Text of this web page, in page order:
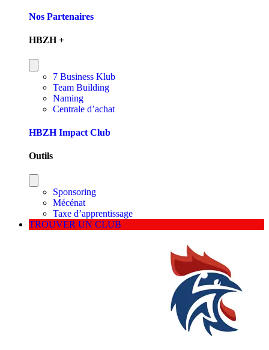
Nos Partenaires
HBZH +
7 Business Klub
Team Building
Naming
Centrale d’achat
HBZH Impact Club
Outils
Sponsoring
Mécénat
Taxe d’apprentissage
TROUVER UN CLUB